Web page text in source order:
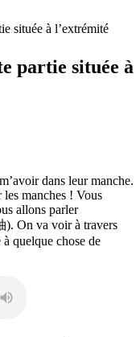
située à l’extrémité
partie située à
dans leur manche.
manches ! Vous
allons parler
). On va voir à travers
quelque chose de